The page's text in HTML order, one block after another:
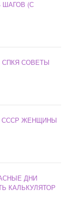
ШАГОВ (С
СПКЯ СОВЕТЫ
СССР ЖЕНЩИНЫ
ДНИ
КАЛЬКУЛЯТОР